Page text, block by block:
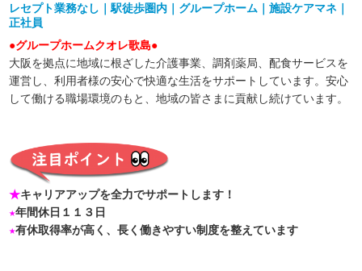
レセプト業務なし｜駅徒歩圏内｜グループホーム｜施設ケアマネ｜
正社員
●グループホームクオレ歌島●
大阪を拠点に地域に根ざした介護事業、調剤薬局、配食サービスを
運営し、利用者様の安心で快適な生活をサポートしています。安心
して働ける職場環境のもと、地域の皆さまに貢献し続けています。
★キャリアアップを全力でサポートします！
★年間休日１１３日
★有休取得率が高く、長く働きやすい制度を整えています